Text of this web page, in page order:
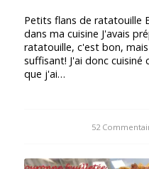
Petits flans de ratatouille
dans ma cuisine J'avais
ratatouille, c'est bon,
suffisant! J'ai donc
que j'ai…
52 /